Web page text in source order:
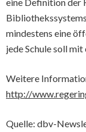
mindestens eine
jede Schule soll
Weitere
http://
Quelle: dbv-